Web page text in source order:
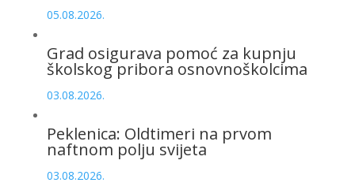
05.08.2026.
Grad osigurava pomoć za kupnju
školskog pribora osnovnoškolcima
03.08.2026.
Peklenica: Oldtimeri na prvom
naftnom polju svijeta
03.08.2026.